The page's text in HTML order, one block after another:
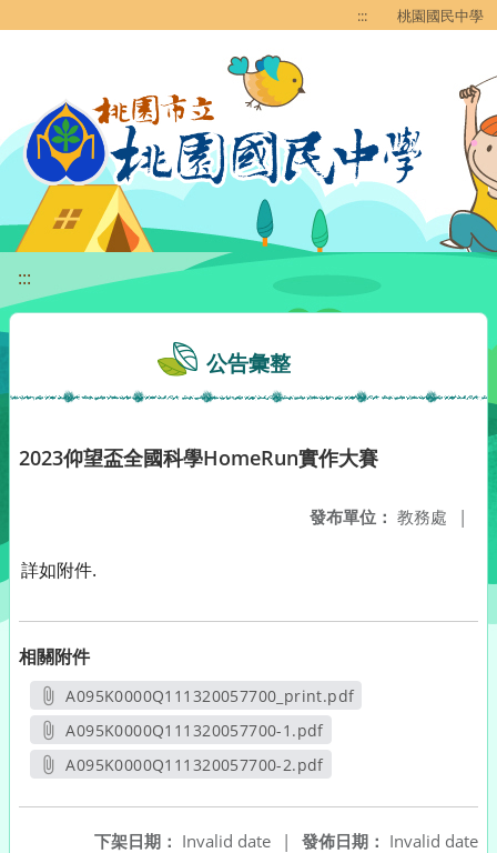
::: 桃園國民中學
:::
公告彙整
2023仰望盃全國科學HomeRun實作大賽
發布單位： 教務處 |
詳如附件.
相關附件
A095K0000Q111320057700_print.pdf
另開新視窗
A095K0000Q111320057700-1.pdf
另開新視窗
A095K0000Q111320057700-2.pdf
發佈日期： Invalid date
下架日期： Invalid date
|